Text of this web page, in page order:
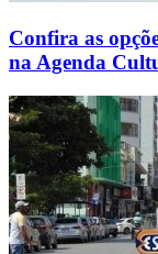
Confira as
na Agenda